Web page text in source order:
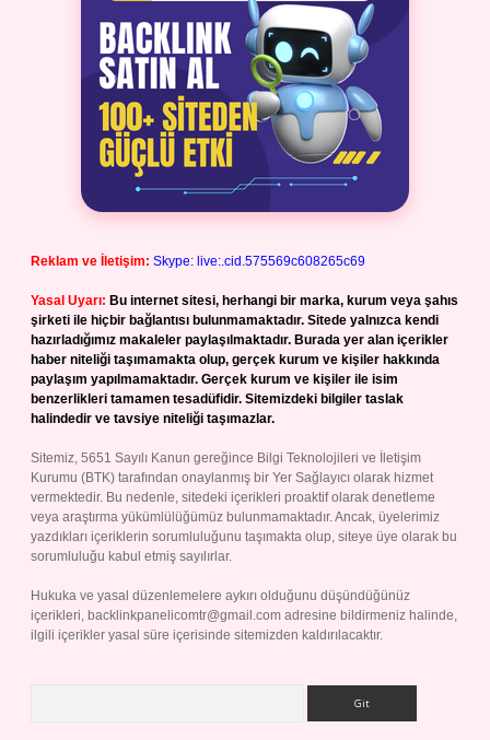
Reklam ve İletişim: Skype: live:.cid.575569c608265c69
Yasal Uyarı: Bu internet sitesi, herhangi bir marka, kurum veya şahıs
şirketi ile hiçbir bağlantısı bulunmamaktadır. Sitede yalnızca kendi
hazırladığımız makaleler paylaşılmaktadır. Burada yer alan içerikler
haber niteliği taşımamakta olup, gerçek kurum ve kişiler hakkında
paylaşım yapılmamaktadır. Gerçek kurum ve kişiler ile isim
benzerlikleri tamamen tesadüfidir. Sitemizdeki bilgiler taslak
halindedir ve tavsiye niteliği taşımazlar.
Sitemiz, 5651 Sayılı Kanun gereğince Bilgi Teknolojileri ve İletişim
Kurumu (BTK) tarafından onaylanmış bir Yer Sağlayıcı olarak hizmet
vermektedir. Bu nedenle, sitedeki içerikleri proaktif olarak denetleme
veya araştırma yükümlülüğümüz bulunmamaktadır. Ancak, üyelerimiz
yazdıkları içeriklerin sorumluluğunu taşımakta olup, siteye üye olarak bu
sorumluluğu kabul etmiş sayılırlar.
Hukuka ve yasal düzenlemelere aykırı olduğunu düşündüğünüz
içerikleri, backlinkpanelicomtr@gmail.com adresine bildirmeniz halinde,
ilgili içerikler yasal süre içerisinde sitemizden kaldırılacaktır.